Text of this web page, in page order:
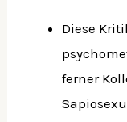
Diese
ferner